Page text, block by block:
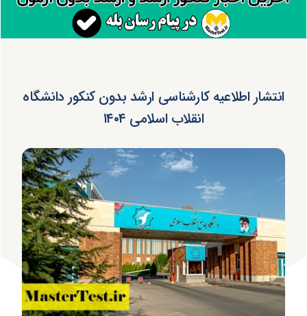
انتشار اطلاعیه کارشناسی ارشد بدون کنکور دانشگاه
انقلاب اسلامی ۱۴۰۴